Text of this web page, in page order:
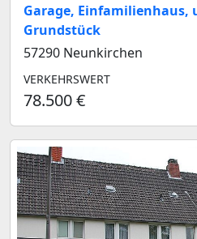
Garage, Einfamilienhaus,
Grundstück
57290 Neunkirchen
VERKEHRSWERT
78.500 €